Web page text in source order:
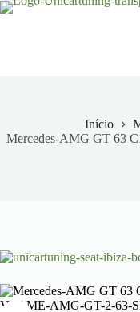
Pular
Início
Mercedes-AMG GT 63